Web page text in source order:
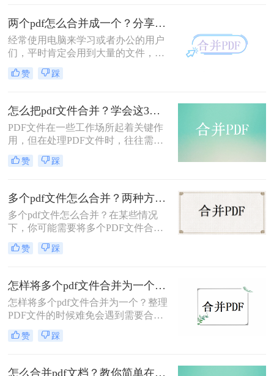
的PDF处理功能，本文将介绍多个pdf
文件怎么合并成一个文件。通过简单
的操作，你可以快速完成合并任务，
提高工作效率。
两个pdf怎么合并成一个？分享简单易行的方法！
经常使用电脑来学习或者办公的用户
们，平时肯定会用到大量的文件，pdf
文档在最近这几年非常火爆，不仅仅
工作人员喜欢使用，包括很多学生和
文档的时候，我们会把不同的文件保
存到多个pdf文档中，不过文件内容分
散了也会遇到一些问题，这时我们可
以把pdf文档合并到一起，那么两个
pdf怎么合并成一个呢？
赞 踩
怎么把pdf文件合并？学会这3招让你高效办公！
PDF文件在一些工作场所起着关键作
用，但在处理PDF文件时，往往需要
怎么把pdf文件合并，对于一些工作场
所很长一段时间的人来说，可能会有
工作场所的人来说，可能会不知所
措。小编恰好知道如何将把pdf文件合
并，在这里我想和大家分享一下。
赞 踩
多个pdf文件怎么合并？两种方法可以实现！
多个pdf文件怎么合并？在某些情况
下，你可能需要将多个PDF文件合并
为一个PDF文件。比如你有两个PDF
文件，一个是前半部分的内容，另一
合并成一个完整的文件。在这篇文章
中，我将向您介绍两种合并PDF文件
的方法。
赞 踩
怎样将多个pdf文件合并为一个？试试今天这个方法！
怎样将多个pdf文件合并为一个？​整理
PDF文件的时候难免会遇到需要合并
PDF文件的情况，但是很多小伙伴都
不知道要使用方法来更简单快捷的完
家整理了这个好用的方法来帮助大
赞 踩
怎么合并pdf文档？教你简单在线方法！